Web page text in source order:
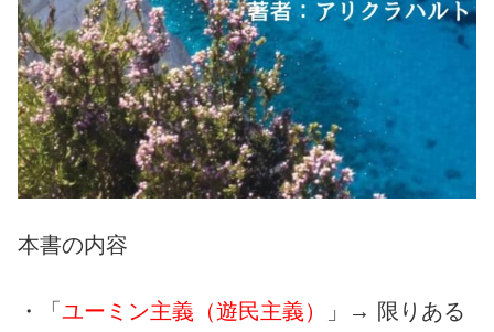
本書の内容
・「 ユーミン主義（遊民主義）
」→ 限りある